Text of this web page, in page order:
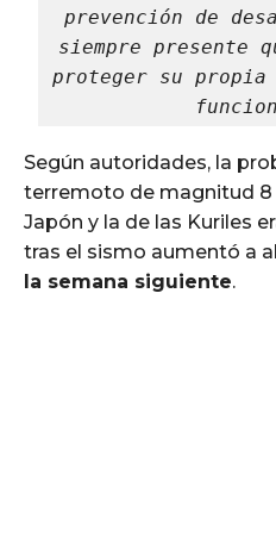
prevención de
siempre presente
proteger su
Según autoridades, la
terremoto de magnitud 8
Japón y la de las Kuriles
tras el sismo aumentó a
la semana siguiente.